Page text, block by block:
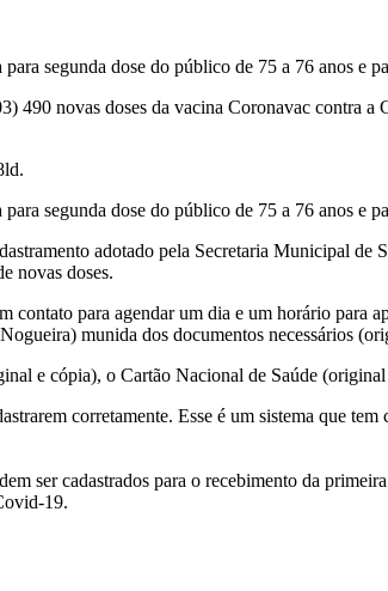
segunda dose do público de 75 a 76 anos e
490 novas doses da vacina Coronavac contra
segunda dose do público de 75 a 76 anos e
adotado pela Secretaria Municipal
novas doses.
contato para agendar um dia e um horário para
munida dos documentos necessários
e cópia), o Cartão Nacional de Saúde
corretamente. Esse é um sistema que
ser cadastrados para o recebimento da
19.